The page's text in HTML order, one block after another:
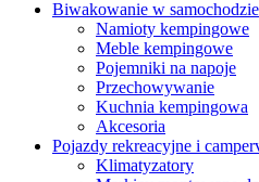
Biwakowanie w samochodzie
Namioty kempingowe
Meble kempingowe
Pojemniki na napoje
Przechowywanie
Kuchnia kempingowa
Akcesoria
Pojazdy rekreacyjne i
Klimatyzatory